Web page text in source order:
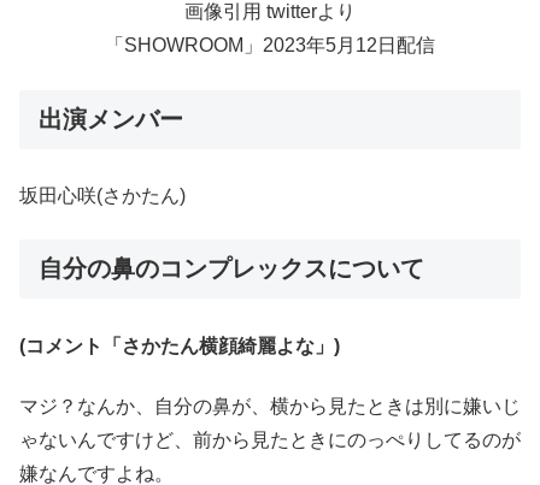
画像引用 twitterより
「SHOWROOM」2023年5月12日配信
出演メンバー
坂田心咲(さかたん)
自分の鼻のコンプレックスについて
(コメント「さかたん横顔綺麗よな」)
マジ？なんか、自分の鼻が、横から見たときは別に嫌いじ
ゃないんですけど、前から見たときにのっぺりしてるのが
嫌なんですよね。